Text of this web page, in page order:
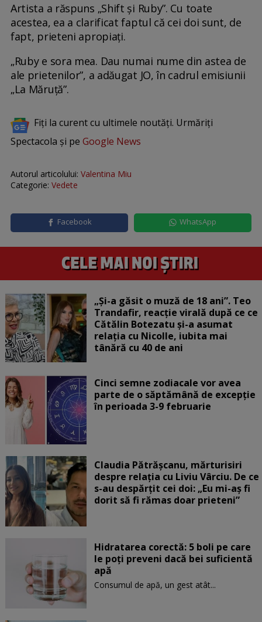
Artista a răspuns „Shift și Ruby”. Cu toate
acestea, ea a clarificat faptul că cei doi sunt, de
fapt, prieteni apropiați.
„Ruby e sora mea. Dau numai nume din astea de
ale prietenilor”, a adăugat JO, în cadrul emisiunii
„La Măruță”.
Fiți la curent cu ultimele noutăți. Urmăriți
Spectacola și pe Google News
Autorul articolului: Valentina Miu
Categorie: Vedete
Facebook WhatsApp
„Și-a găsit o muză de 18 ani”. Teo
Trandafir, reacție virală după ce ce
Cătălin Botezatu și-a asumat
relația cu Nicolle, iubita mai
tânără cu 40 de ani
Cinci semne zodiacale vor avea
parte de o săptămână de excepție
în perioada 3-9 februarie
Claudia Pătrășcanu, mărturisiri
despre relația cu Liviu Vârciu. De ce
s-au despărțit cei doi: „Eu mi-aș fi
dorit să fi rămas doar prieteni”
Hidratarea corectă: 5 boli pe care
le poți preveni dacă bei suficientă
apă
Consumul de apă, un gest atât...